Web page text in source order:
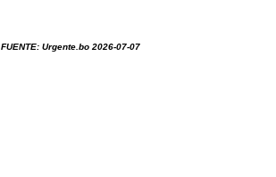
FUENTE: Urgente.bo 2026-07-07